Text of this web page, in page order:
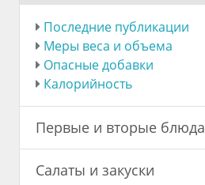
Последние публикации
Меры веса и объема
Опасные добавки
Калорийность
Первые и вторые блюда
Салаты и закуски